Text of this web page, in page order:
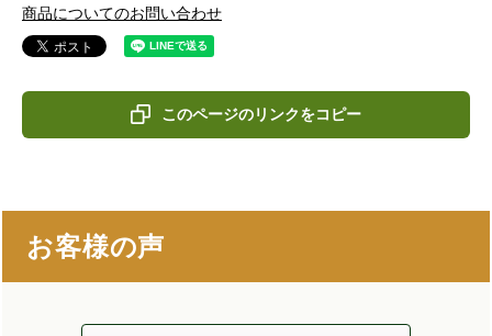
商品についてのお問い合わせ
このページのリンクをコピー
お客様の声